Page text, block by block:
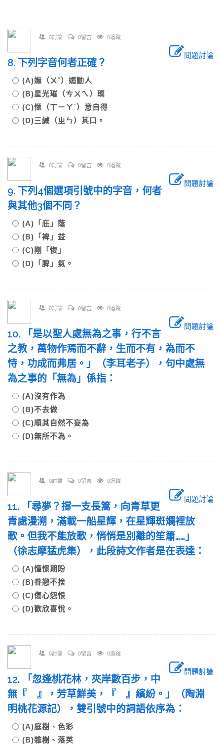
0討論 0留言 0追蹤
問題討論
8. 下列字音何者正確？
(A)嫵（ㄨˇ）媚動人
(B)星光璀（ㄘㄨㄟ）璨
(C)愜（ㄒㄧㄚˊ）意自得
(D)三緘（ㄓㄣ）其口。
0討論 0留言 0追蹤
問題討論
9. 下列4個選項引號中的字音，何者
與其他3個不同？
(A)「庇」蔭
(B)「裨」益
(C)剛「愎」
(D)「脾」氣。
0討論 0留言 0追蹤
問題討論
10. 「是以聖人處無為之事，行不言
之教，萬物作焉而不辭，生而不有，為而不
恃，功成而弗居。」（李耳老子），句中處無
為之事的「無為」係指：
(A)沒有作為
(B)不去做
(C)順其自然不妄為
(D)無所不為。
0討論 0留言 0追蹤
問題討論
11. 「尋夢？撐一支長篙，向青草更
青處漫溯，滿載一船星輝，在星輝斑斕裡放
歌。但我不能放歌，悄悄是別離的笙簫……」
（徐志摩猛虎集），此段詩文作者是在表達：
(A)憧憬期盼
(B)眷戀不捨
(C)傷心怨恨
(D)歡欣喜悅。
0討論 0留言 0追蹤
問題討論
12. 「忽逢桃花林，夾岸數百步，中
無『 』，芳草鮮美，『 』繽紛。」（陶淵
明桃花源記），雙引號中的詞語依序為：
(A)庭樹、色彩
(B)雜樹、落英